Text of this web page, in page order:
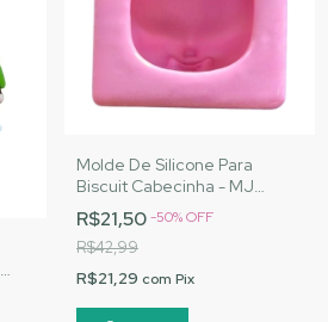
Molde De Silicone Para
Biscuit Cabecinha - MJ
Artesanatos |Cód.3061
R$21,50-50%OFF
R$42,99
R$21,29 com Pix